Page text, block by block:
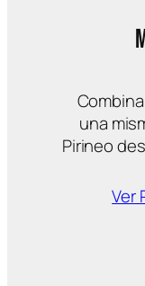
una
Pirineo
Ver